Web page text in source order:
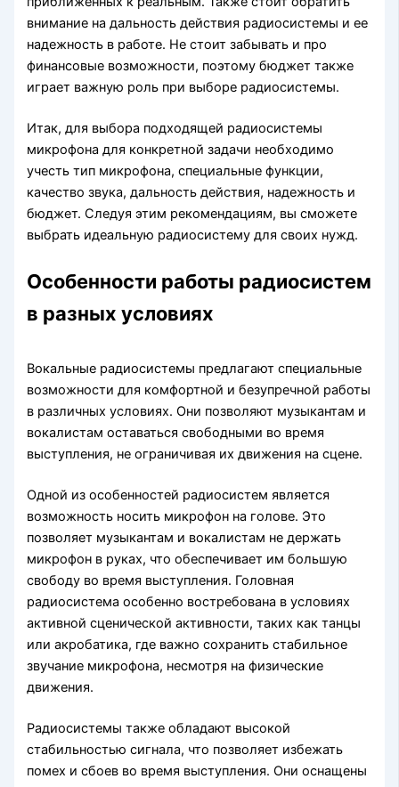
внимание на дальность действия радиосистемы и ее
надежность в работе. Не стоит забывать и про
финансовые возможности, поэтому бюджет также
играет важную роль при выборе радиосистемы.
Итак, для выбора подходящей радиосистемы
микрофона для конкретной задачи необходимо
учесть тип микрофона, специальные функции,
качество звука, дальность действия, надежность и
бюджет. Следуя этим рекомендациям, вы сможете
выбрать идеальную радиосистему для своих нужд.
Особенности работы радиосистем
в разных условиях
Вокальные радиосистемы предлагают специальные
возможности для комфортной и безупречной работы
в различных условиях. Они позволяют музыкантам и
вокалистам оставаться свободными во время
выступления, не ограничивая их движения на сцене.
Одной из особенностей радиосистем является
возможность носить микрофон на голове. Это
позволяет музыкантам и вокалистам не держать
микрофон в руках, что обеспечивает им большую
свободу во время выступления. Головная
радиосистема особенно востребована в условиях
активной сценической активности, таких как танцы
или акробатика, где важно сохранить стабильное
звучание микрофона, несмотря на физические
движения.
Радиосистемы также обладают высокой
стабильностью сигнала, что позволяет избежать
помех и сбоев во время выступления. Они оснащены